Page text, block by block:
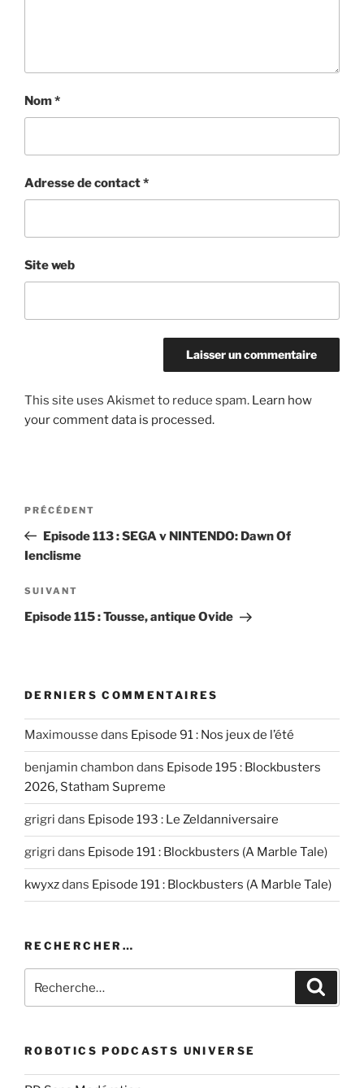
Nom*
Adresse de contact*
Site web
This site uses Akismet to reduce spam. Learn how
your comment data is processed.
Post
Article
précédent
PRÉCÉDENT
Episode 113 : SEGA v NINTENDO: Dawn Of
Ienclisme
Article
suivant
SUIVANT
Episode 115 : Tousse, antique Ovide
DERNIERS COMMENTAIRES
Maximousse dans Episode 91 : Nos jeux de l’été
benjamin chambon dans Episode 195 : Blockbusters
2026, Statham Supreme
grigri dans Episode 193 : Le Zeldanniversaire
grigri dans Episode 191 : Blockbusters (A Marble Tale)
kwyxzdans Episode 191 : Blockbusters (A Marble Tale)
RECHERCHER…
pour
ROBOTICS PODCASTS UNIVERSE